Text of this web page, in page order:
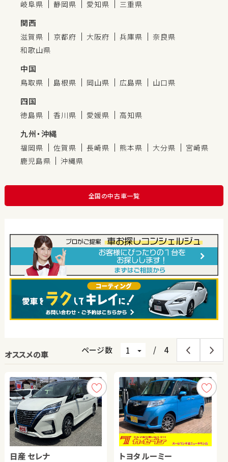
岐阜県 静岡県 愛知県 三重県
関西
滋賀県 京都府 大阪府 兵庫県
奈良県
和歌山県
中国
鳥取県 島根県 岡山県 広島県 山口県
四国
徳島県 香川県 愛媛県 高知県
九州・沖縄
福岡県 佐賀県 長崎県 熊本県 大分県
宮崎県
鹿児島県
沖縄県
全国の中古車一覧
オススメの車 ページ数 / 4
日産 セレナ トヨタ ルーミー
ホンダ フリード ハイブリ
スズキ ワゴンＲ
ホンダ Ｎ ＢＯＸ トヨタ ヴェルファイア
トヨタ ルーミー スズキ アルト ＨＢ